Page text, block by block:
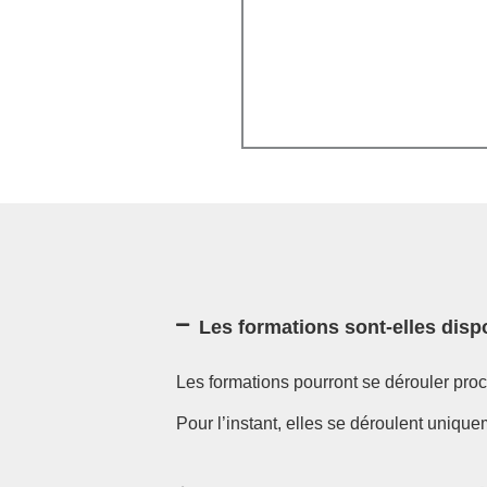
Les formations sont-elles
Les formations pourront se dérouler
Pour l’instant, elles se déroulent